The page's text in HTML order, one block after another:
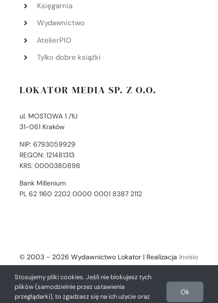
Księgarnia
Wydawnictwo
AtelierPIO
Tylko dobre książki
LOKATOR MEDIA SP. Z O.O.
ul. MOSTOWA 1 /1U
31-061 Kraków
NIP: 6793059929
REGON: 121481313
KRS: 0000380898
Bank Millenium
PL 62 1160 2202 0000 0001 8387 2112
© 2003 - 2026 Wydawnictwo Lokator | Realizacja Invisio
- Digital Solutions
Stosujemy pliki cookies. Jeśli nie blokujesz tych
plików (samodzielnie przez ustawienia
przeglądarki), to zgadzasz się na ich użycie oraz
Ok